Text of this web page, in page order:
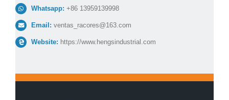
Whatsapp: +86 13959139998
Email: ventas_racores@163.com
Website: https://www.hengsindustrial.com